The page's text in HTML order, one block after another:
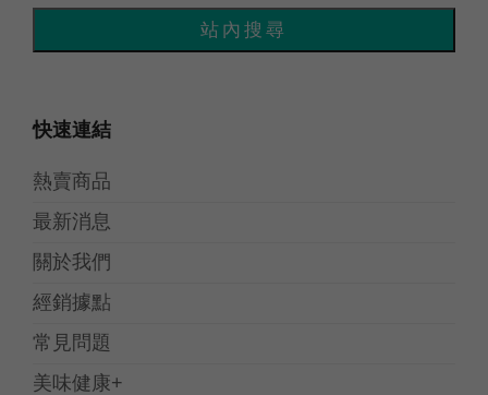
快速連結
熱賣商品
最新消息
關於我們
經銷據點
常見問題
美味健康+